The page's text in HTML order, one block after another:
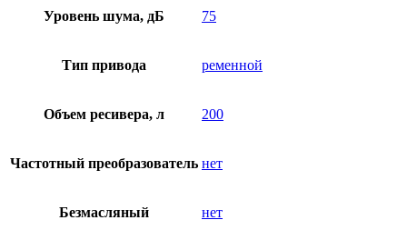
Уровень шума, дБ 75
Тип привода ременной
Объем ресивера, л 200
Частотный преобразователь нет
Безмасляный нет